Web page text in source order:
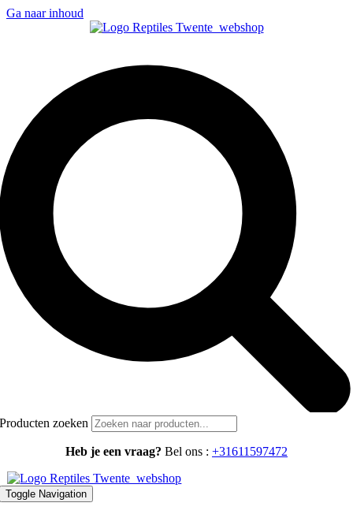
Ga naar inhoud
Producten zoeken
Heb je een vraag? Bel ons : +31611597472
Toggle Navigation